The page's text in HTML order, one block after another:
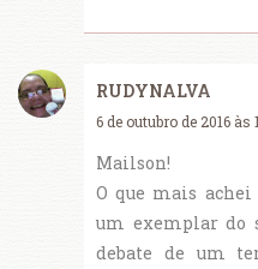
RUDYNALVA
6 de outubro de 2016 às
Mailson!
O que mais
um exemplar do
debate de um